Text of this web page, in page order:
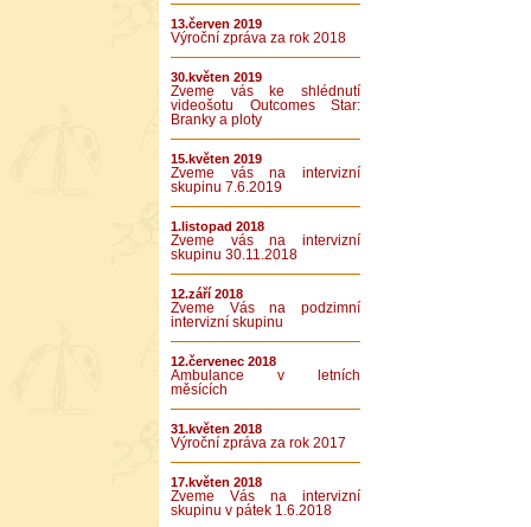
13.červen 2019
Výroční zpráva za rok 2018
30.květen 2019
Zveme vás ke shlédnutí
videošotu Outcomes Star:
Branky a ploty
15.květen 2019
Zveme vás na intervizní
skupinu 7.6.2019
1.listopad 2018
Zveme vás na intervizní
skupinu 30.11.2018
12.září 2018
Zveme Vás na podzimní
intervizní skupinu
12.červenec 2018
Ambulance v letních
měsících
31.květen 2018
Výroční zpráva za rok 2017
17.květen 2018
Zveme Vás na intervizní
skupinu v pátek 1.6.2018